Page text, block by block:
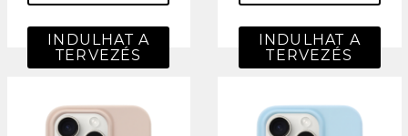
INDULHAT A
TERVEZÉS
INDULHAT A
TERVEZÉS